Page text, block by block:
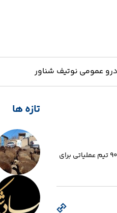
عمومی نوتیف شناور
جستجو
معاون عمرانی استانداری تهران گفت: اگر آسیبی به آب، برق و گاز وارد شود، تیم‌های تشکیل شده امدادی بلافاصله وارد می‌شوند؛ ۹۰۰ تیم عملیاتی برای
تازه ها